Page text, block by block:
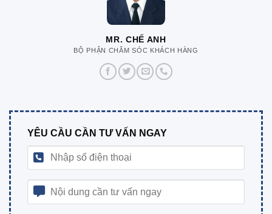
MR. CHẾ ANH
BỘ PHẬN CHĂM SÓC KHÁCH HÀNG
YÊU CẦU CẦN TƯ VẤN NGAY